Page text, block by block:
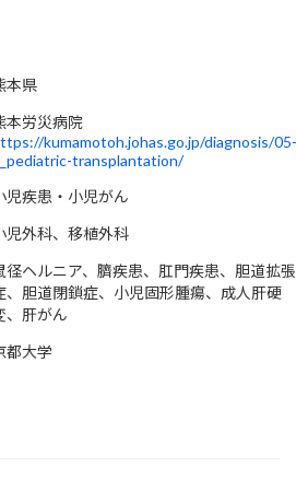
本県
本労災病院
kumamotoh.johas.go.jp/diagnosis/05-
transplantation/
児疾患・小児がん
児外科、移植外科
径ヘルニア、臍疾患、肛門疾患、胆道拡張
、胆道閉鎖症、小児固形腫瘍、成人肝硬
、肝がん
都大学